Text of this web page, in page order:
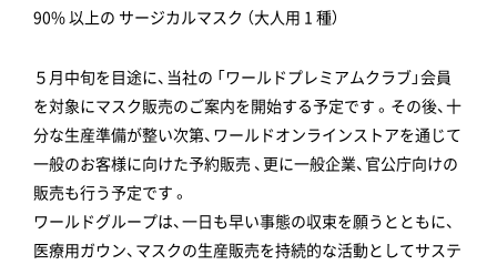
90% 以上の サージカルマスク （大人用 1 種）
５月中旬を目途に、当社の 「ワールドプレミアムクラブ」会員
を対象にマスク販売のご案内を開始する予定です 。その後、十
分な生産準備が整い次第、ワールドオンラインストアを通じて
一般のお客様に向けた予約販売 、更に一般企業、官公庁向けの
販売も行う予定です 。
ワールドグループは、一日も早い事態の収束を願うとともに、
医療用ガウン、マスクの生産販売を持続的な活動としてサステ